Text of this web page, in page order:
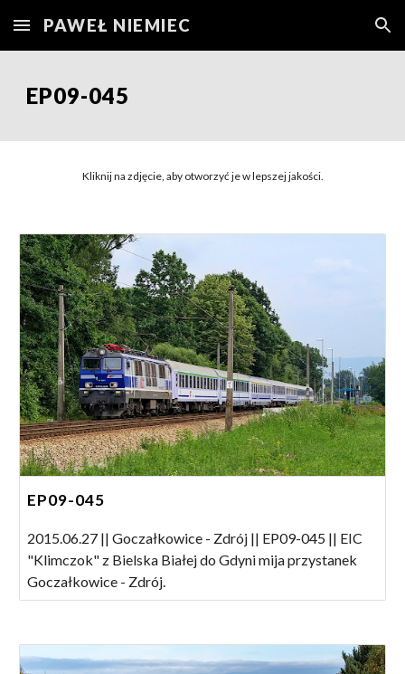
Skip to main content Skip to navigation
PAWEŁ NIEMIEC
EP09-045
Kliknij na zdjęcie, aby otworzyć je w lepszej jakości.
EP09-045
2015.06.27 || Goczałkowice - Zdrój || EP09-045 || EIC
"Klimczok" z Bielska Białej do Gdyni mija przystanek
Goczałkowice - Zdrój.